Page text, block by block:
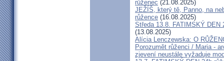
růženec (21.08.2025)
JEŽÍŠ, který tě, Panno, na
růžence (16.08.2025)
Středa 13.8. FATIMSKÝ DEN
(13.08.2025)
Alícia Lenczewska: O
Porozumět růženci / Maria -
zjevení neustále vyžaduje